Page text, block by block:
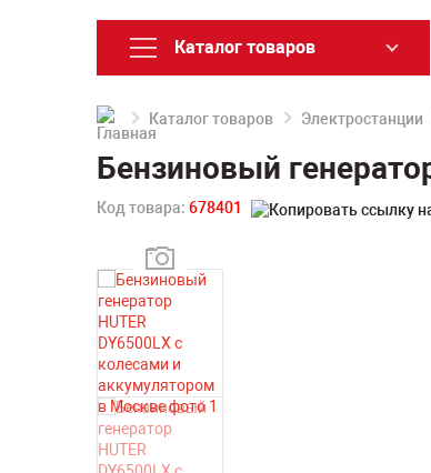
Каталог товаров
Каталог товаров Электростанции
Бензиновый
Код товара: 678401